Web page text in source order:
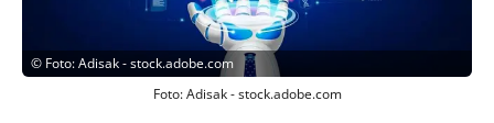
© Foto: Adisak - stock.adobe.com
Foto: Adisak - stock.adobe.com